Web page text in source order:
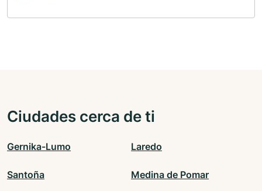
Ciudades cerca de ti
Gernika-Lumo Laredo
Santoña Medina de Pomar